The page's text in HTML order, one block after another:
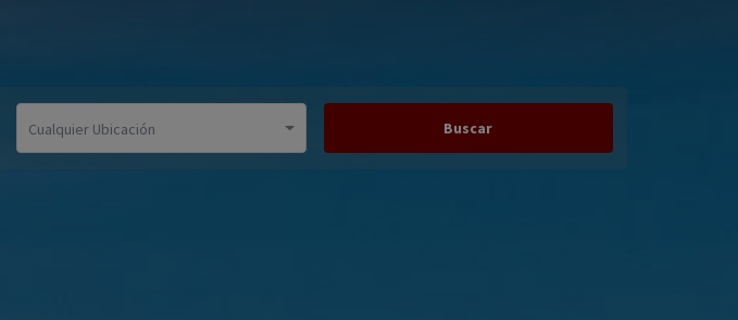
Cualquier Ubicación Buscar